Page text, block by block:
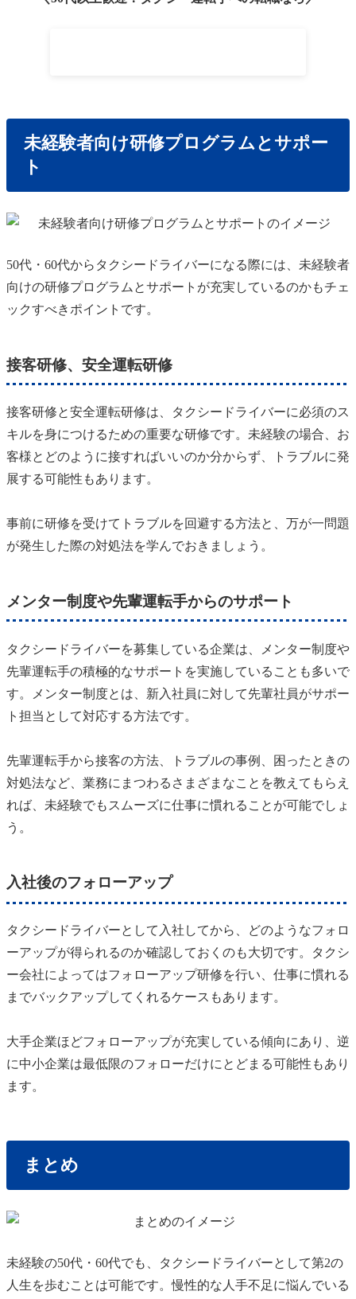
未経験者向け研修プログラムとサポー
ト
50代・60代からタクシードライバーになる際には、未経験者
向けの研修プログラムとサポートが充実しているのかもチェ
ックすべきポイントです。
接客研修、安全運転研修
接客研修と安全運転研修は、タクシードライバーに必須のス
キルを身につけるための重要な研修です。未経験の場合、お
客様とどのように接すればいいのか分からず、トラブルに発
展する可能性もあります。
事前に研修を受けてトラブルを回避する方法と、万が一問題
が発生した際の対処法を学んでおきましょう。
メンター制度や先輩運転手からのサポート
タクシードライバーを募集している企業は、メンター制度や
先輩運転手の積極的なサポートを実施していることも多いで
す。メンター制度とは、新入社員に対して先輩社員がサポー
ト担当として対応する方法です。
先輩運転手から接客の方法、トラブルの事例、困ったときの
対処法など、業務にまつわるさまざまなことを教えてもらえ
れば、未経験でもスムーズに仕事に慣れることが可能でしょ
う。
入社後のフォローアップ
タクシードライバーとして入社してから、どのようなフォロ
ーアップが得られるのか確認しておくのも大切です。タクシ
ー会社によってはフォローアップ研修を行い、仕事に慣れる
までバックアップしてくれるケースもあります。
大手企業ほどフォローアップが充実している傾向にあり、逆
に中小企業は最低限のフォローだけにとどまる可能性もあり
ます。
まとめ
未経験の50代・60代でも、タクシードライバーとして第2の
人生を歩むことは可能です。慢性的な人手不足に悩んでいる